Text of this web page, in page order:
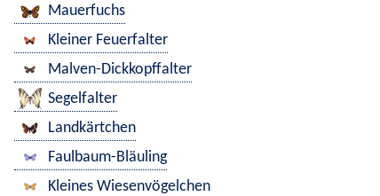
Mauerfuchs
Kleiner Feuerfalter
Malven-Dickkopffalter
Segelfalter
Landkärtchen
Faulbaum-Bläuling
Kleines Wiesenvögelchen